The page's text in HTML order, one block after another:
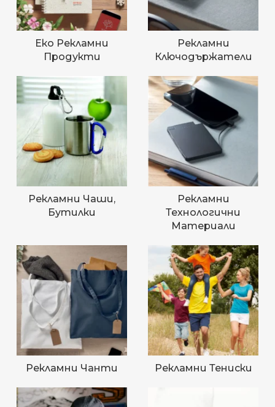
Еко Рекламни
Продукти
Рекламни
Ключодържатели
Рекламни Чаши,
Бутилки
Рекламни
Технологични
Материали
Рекламни Чанти Рекламни Тениски